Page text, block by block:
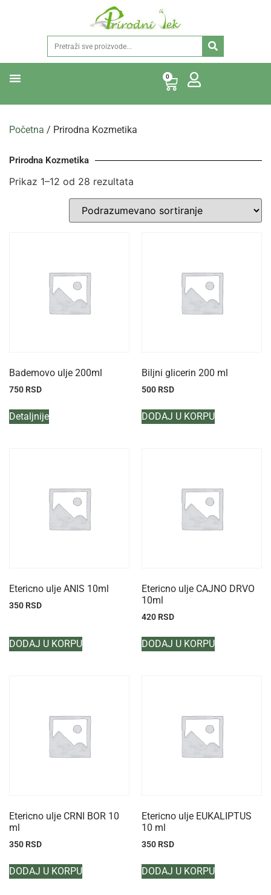
0
Početna / Prirodna Kozmetika
Prirodna Kozmetika
Prikaz 1–12 od 28 rezultata
Bademovo ulje 200ml
750 RSD
Detaljnije
Biljni glicerin 200 ml
500 RSD
DODAJ U KORPU
Etericno ulje ANIS 10ml
350 RSD
DODAJ U KORPU
Etericno ulje CAJNO DRVO
10ml
420 RSD
DODAJ U KORPU
Etericno ulje CRNI BOR 10
ml
350 RSD
DODAJ U KORPU
Etericno ulje EUKALIPTUS
10 ml
350 RSD
DODAJ U KORPU